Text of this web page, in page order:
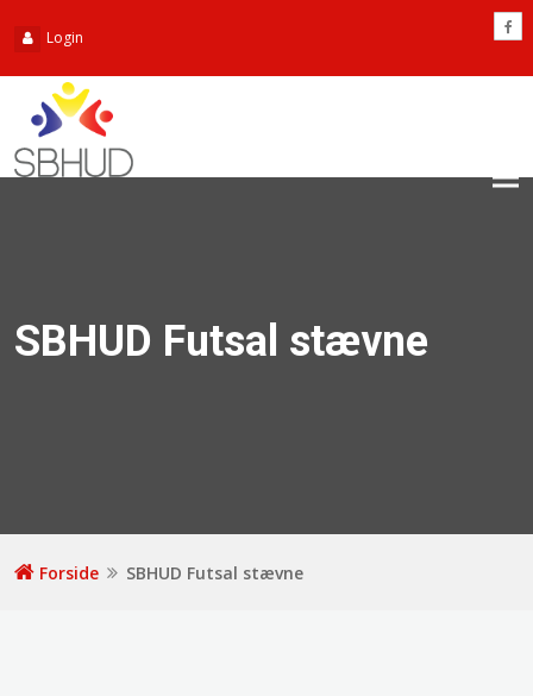
Login
SBHUD Futsal stævne
Forside SBHUD Futsal stævne